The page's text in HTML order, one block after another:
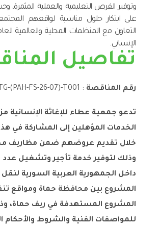
وتوفير الفرص التعليمية والعملية المثمرة،
على ابتكار حلول مناسبة لواقعهم
التعاون مع المنظمات المحلية والعالمية
الإنساني.
تفاصيل
رقم المناقصة : TG-(PAH-FS-26-07)-T001
تدعو جمعية عطاء للإغاثة الإنسانية
الخدمات المؤهلين إلى المشاركة في
خلال تقديم عروضهم ضمن مظاريف
داخل الجمهورية العربية السورية
المشروع بين محافظة حماة ومواقع
المشروع المستهدفة في ريف حماة،
للمواصفات الفنية والشروط والأحكام